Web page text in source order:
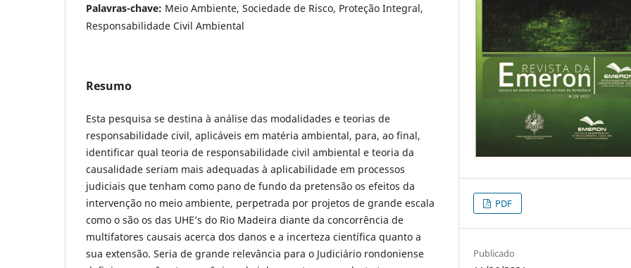
Palavras-chave: Meio Ambiente, Sociedade de Risco, Proteção Integral,
Responsabilidade Civil Ambiental
Resumo
Esta pesquisa se destina à análise das modalidades e teorias de
responsabilidade civil, aplicáveis em matéria ambiental, para, ao final,
identificar qual teoria de responsabilidade civil ambiental e teoria da
causalidade seriam mais adequadas à aplicabilidade em processos
judiciais que tenham como pano de fundo da pretensão os efeitos da
intervenção no meio ambiente, perpetrada por projetos de grande escala
como o são os das UHE’s do Rio Madeira diante da concorrência de
multifatores causais acerca dos danos e a incerteza científica quanto a
sua extensão. Seria de grande relevância para o Judiciário rondoniense
PDF
Publicado